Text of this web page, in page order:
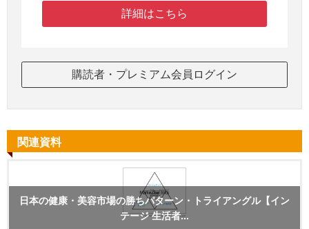
詳細はこちら
購読者・プレミアム会員ログイン
関連資料
日本の健康・美容市場の勝ちパターン・トライアングル【イン
テージ 生活者...